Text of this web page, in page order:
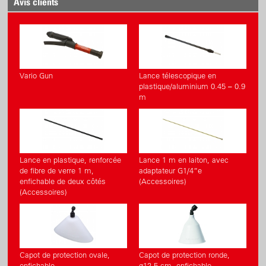
Nouvelle invention du système bretelles par clic
Buse réglable en plastique/laiton
Système enfichable simple
Grande ouverture de remplissage avec filtre
Vario Gun
Lance télescopique en
plastique/aluminium 0.45 – 0.9
m
Lance en plastique, renforcée
de fibre de verre 1 m,
enfichable de deux côtés
(Accessoires)
Lance 1 m en laiton, avec
adaptateur G1/4”e
(Accessoires)
Capot de protection ovale,
Capot de protection ronde,